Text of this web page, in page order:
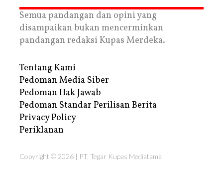
Semua pandangan dan opini yang
disampaikan bukan mencerminkan
pandangan redaksi Kupas Merdeka.
Tentang Kami
Pedoman Media Siber
Pedoman Hak Jawab
Pedoman Standar Perilisan Berita
Privacy Policy
Periklanan
Copyright © 2026 | PT. Tegar Kupas Mediatama